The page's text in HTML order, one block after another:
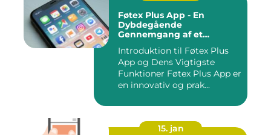
Føtex Plus App - En
Dybdegående
Gennemgang af et
Indkøbsoplevelse
Introduktion til Føtex Plus
App og Dens Vigtigste
Funktioner Føtex Plus App er
en innovativ og prak...
15. jan